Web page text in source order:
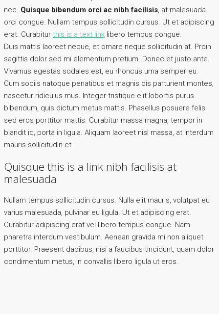
nec. Quisque bibendum orci ac nibh facilisis, at malesuada
orci congue. Nullam tempus sollicitudin cursus. Ut et adipiscing
erat. Curabitur this is a text link libero tempus congue.
Duis mattis laoreet neque, et ornare neque sollicitudin at. Proin
sagittis dolor sed mi elementum pretium. Donec et justo ante.
Vivamus egestas sodales est, eu rhoncus urna semper eu.
Cum sociis natoque penatibus et magnis dis parturient montes,
nascetur ridiculus mus. Integer tristique elit lobortis purus
bibendum, quis dictum metus mattis. Phasellus posuere felis
sed eros porttitor mattis. Curabitur massa magna, tempor in
blandit id, porta in ligula. Aliquam laoreet nisl massa, at interdum
mauris sollicitudin et.
Quisque this is a link nibh facilisis at
malesuada
Nullam tempus sollicitudin cursus. Nulla elit mauris, volutpat eu
varius malesuada, pulvinar eu ligula. Ut et adipiscing erat.
Curabitur adipiscing erat vel libero tempus congue. Nam
pharetra interdum vestibulum. Aenean gravida mi non aliquet
porttitor. Praesent dapibus, nisi a faucibus tincidunt, quam dolor
condimentum metus, in convallis libero ligula ut eros.